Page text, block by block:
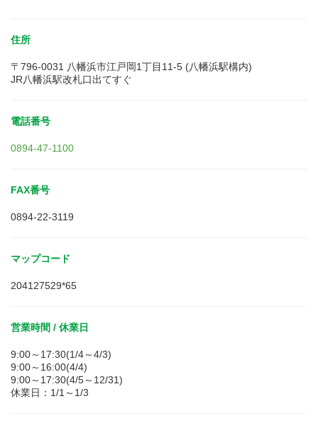
住所
〒796-0031 八幡浜市江戸岡1丁目11-5 (八幡浜駅構内)
JR八幡浜駅改札口出てすぐ
電話番号
0894-47-1100
FAX番号
0894-22-3119
マップコード
204127529*65
営業時間 / 休業日
9:00～17:30(1/4～4/3)
9:00～16:00(4/4)
9:00～17:30(4/5～12/31)
休業日：1/1～1/3